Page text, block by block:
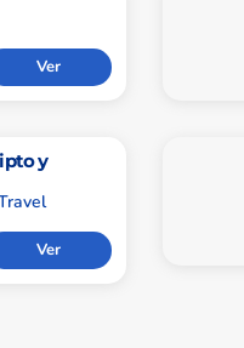
Ver
y
Ver